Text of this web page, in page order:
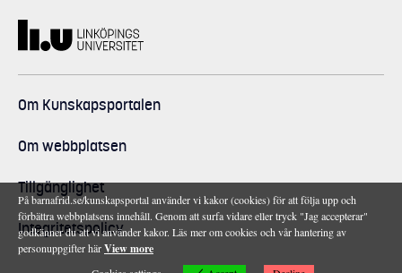
Om Kunskapsportalen
Om webbplatsen
Tillgänglighet
Integritetspolicy
På barnafrid.se/kunskapsportal använder vi kakor (cookies) för att följa upp och
förbättra webbplatsens innehåll. Genom att surfa vidare eller tryck "Jag accepterar"
godkänner du att vi använder kakor. Läs mer om cookies och vår hantering av
personuppgifter härView more